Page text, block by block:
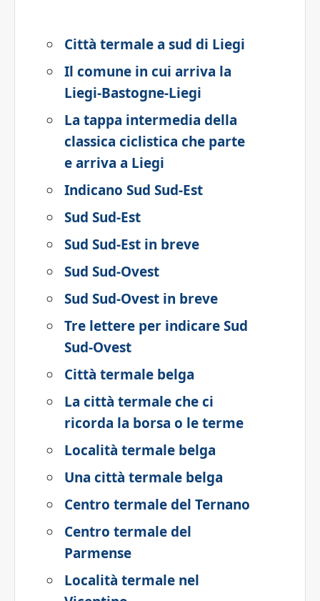
Città termale a sud di Liegi
Il comune in cui arriva la
Liegi-Bastogne-Liegi
La tappa intermedia della
classica ciclistica che parte
e arriva a Liegi
Indicano Sud Sud-Est
Sud Sud-Est
Sud Sud-Est in breve
Sud Sud-Ovest
Sud Sud-Ovest in breve
Tre lettere per indicare Sud
Sud-Ovest
Città termale belga
La città termale che ci
ricorda la borsa o le terme
Località termale belga
Una città termale belga
Centro termale del Ternano
Centro termale del
Parmense
Località termale nel